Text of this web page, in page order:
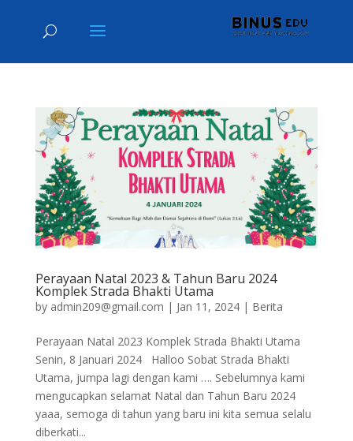
Perayaan Natal 2023 & Tahun Baru 2024
Komplek Strada Bhakti Utama
by admin209@gmail.com | Jan 11, 2024| Berita
Perayaan Natal 2023 Komplek Strada Bhakti Utama
Senin, 8 Januari 2024 Halloo Sobat Strada Bhakti
Utama, jumpa lagi dengan kami …. Sebelumnya kami
mengucapkan selamat Natal dan Tahun Baru 2024
yaaa, semoga di tahun yang baru ini kita semua selalu
diberkati...